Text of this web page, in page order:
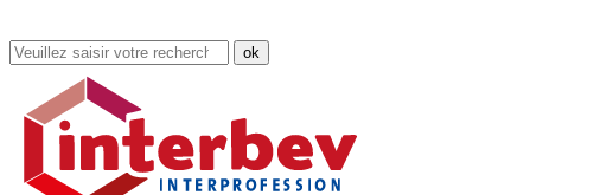
Rechercher
dans
site